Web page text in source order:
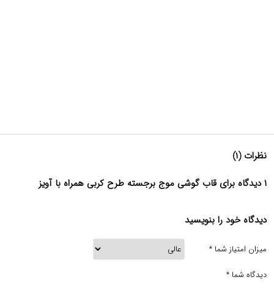
نظرات (۱)
۱ دیدگاه برای قاب گوشی موج برجسته طرح کربی همراه با آویز
دیدگاه خود را بنویسید
میزان امتیاز شما *
دیدگاه شما *